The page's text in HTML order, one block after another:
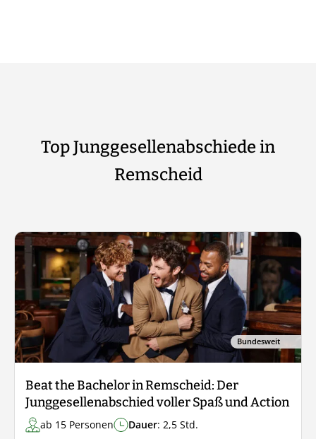
Top Junggesellenabschiede in
Remscheid
Bundesweit
Beat the Bachelor in Remscheid: Der
Junggesellenabschied voller Spaß und Action
ab 15 Personen Dauer: 2,5 Std.